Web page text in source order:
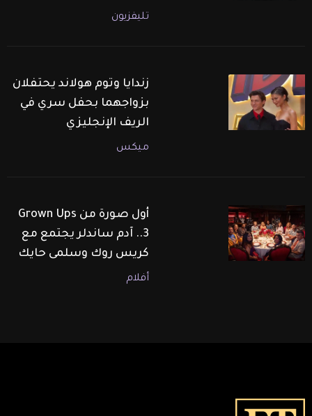
تليفزيون
زندايا وتوم هولاند يحتفلان
بزواجهما بحفل سري في
الريف الإنجليزي
ميكس
أول صورة من Grown Ups
3.. آدم ساندلر يجتمع مع
كريس روك وسلمى حايك
أفلام